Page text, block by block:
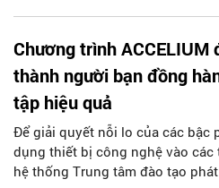
Chương trình ACCELIUM
thành người bạn đồng
tập hiệu quả
Để giải quyết nỗi lo của các bậc
dụng thiết bị công nghệ vào
hệ thống Trung tâm đào tạo